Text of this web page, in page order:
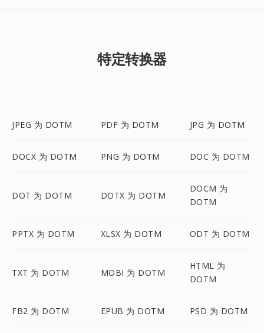
特定转换器
JPEG 为 DOTM PDF 为 DOTM JPG 为 DOTM
DOCX 为 DOTM PNG 为 DOTM DOC 为 DOTM
DOT 为 DOTM DOTX 为 DOTM
DOCM 为
DOTM
PPTX 为 DOTM XLSX 为 DOTM ODT 为 DOTM
TXT 为 DOTM MOBI 为 DOTM
HTML 为
DOTM
FB2 为 DOTM EPUB 为 DOTM PSD 为 DOTM